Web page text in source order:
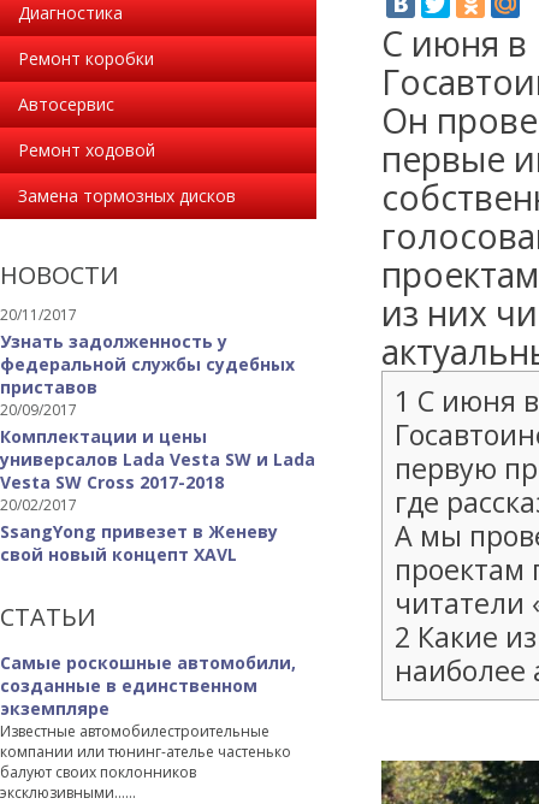
Диагностика
Ремонт коробки
Автосервис
Ремонт ходовой
Замена тормозных дисков
НОВОСТИ
20/11/2017
Узнать задолженность у
федеральной службы судебных
приставов
20/09/2017
Комплектации и цены
универсалов Lada Vesta SW и Lada
Vesta SW Cross 2017-2018
20/02/2017
SsangYong привезет в Женеву
свой новый концепт XAVL
СТАТЬИ
Самые роскошные автомобили,
созданные в единственном
экземпляре
Известные автомобилестроительные
компании или тюнинг-ателье частенько
балуют своих поклонников
эксклюзивными…...
С июня в
Он
первые
из них
1 С июня
первую
где
А мы
проектам
читатели
2 Какие
наиболее